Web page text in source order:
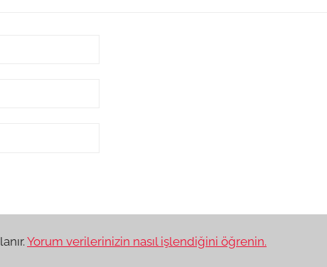
Yorum verilerinizin nasıl işlendiğini öğrenin.